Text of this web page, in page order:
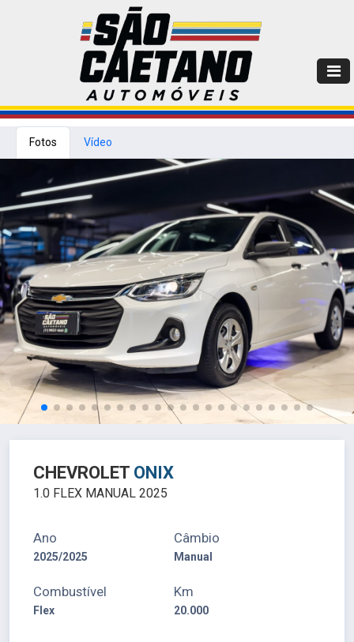
Fotos Vídeo
CHEVROLET ONIX
1.0 FLEX MANUAL 2025
Ano
2025/2025
Câmbio
Manual
Combustível
Flex
Km
20.000